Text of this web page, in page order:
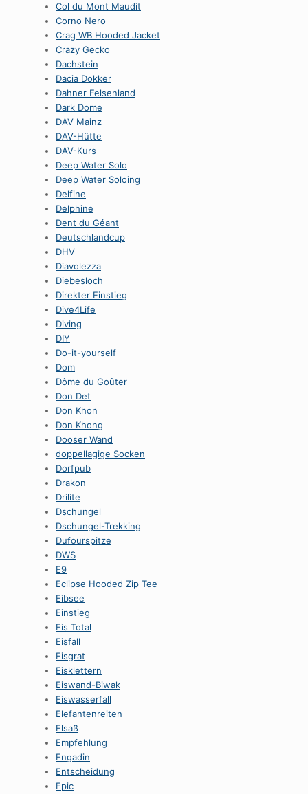
Col du Mont Maudit
Corno Nero
Crag WB Hooded Jacket
Crazy Gecko
Dachstein
Dacia Dokker
Dahner Felsenland
Dark Dome
DAV Mainz
DAV-Hütte
DAV-Kurs
Deep Water Solo
Deep Water Soloing
Delfine
Delphine
Dent du Géant
Deutschlandcup
DHV
Diavolezza
Diebesloch
Direkter Einstieg
Dive4Life
Diving
DIY
Do-it-yourself
Dom
Dôme du Goûter
Don Det
Don Khon
Don Khong
Dooser Wand
doppellagige Socken
Dorfpub
Drakon
Drilite
Dschungel
Dschungel-Trekking
Dufourspitze
DWS
E9
Eclipse Hooded Zip Tee
Eibsee
Einstieg
Eis Total
Eisfall
Eisgrat
Eisklettern
Eiswand-Biwak
Eiswasserfall
Elefantenreiten
Elsaß
Empfehlung
Engadin
Entscheidung
Epic